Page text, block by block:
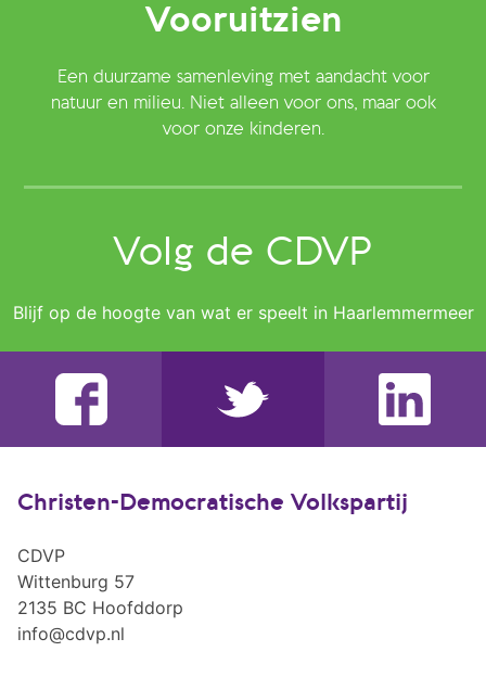
Vooruitzien
Een duurzame samenleving met aandacht voor
natuur en milieu. Niet alleen voor ons, maar ook
voor onze kinderen.
Volg de CDVP
Blijf op de hoogte van wat er speelt in Haarlemmermeer
Christen-Democratische Volkspartij
CDVP
Wittenburg 57
2135 BC Hoofddorp
info@cdvp.nl